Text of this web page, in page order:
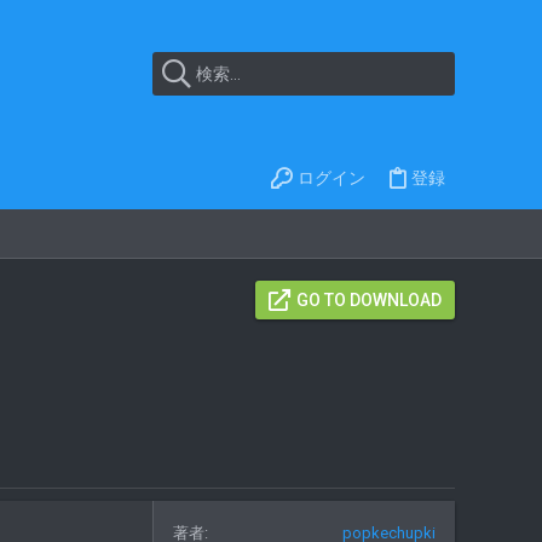
ログイン 登録
GO TO DOWNLOAD
著者
popkechupki